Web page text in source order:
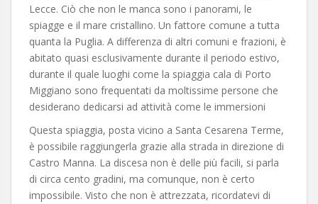
Lecce. Ciò che non le manca sono i panorami, le
spiagge e il mare cristallino. Un fattore comune a tutta
quanta la Puglia. A differenza di altri comuni e frazioni, è
abitato quasi esclusivamente durante il periodo estivo,
durante il quale luoghi come la spiaggia cala di Porto
Miggiano sono frequentati da moltissime persone che
desiderano dedicarsi ad attività come le immersioni
Questa spiaggia, posta vicino a Santa Cesarena Terme,
è possibile raggiungerla grazie alla strada in direzione di
Castro Manna. La discesa non è delle più facili, si parla
di circa cento gradini, ma comunque, non è certo
impossibile. Visto che non è attrezzata, ricordatevi di